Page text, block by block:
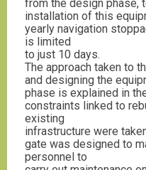
from the design phase,
installation of this
yearly navigation
is limited
to just 10 days.
The approach taken to
and designing the
phase is explained in
constraints linked to
existing
infrastructure were
gate was designed to
personnel to